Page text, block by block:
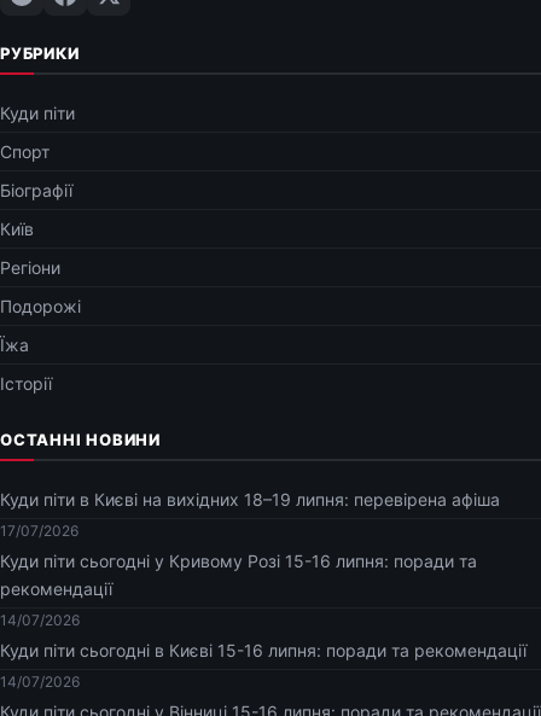
РУБРИКИ
Куди піти
Спорт
Біографії
Київ
Регіони
Подорожі
Їжа
Історії
ОСТАННІ НОВИНИ
Куди піти в Києві на вихідних 18–19 липня: перевірена афіша
17/07/2026
Куди піти сьогодні у Кривому Розі 15-16 липня: поради та
рекомендації
14/07/2026
Куди піти сьогодні в Києві 15-16 липня: поради та рекомендації
14/07/2026